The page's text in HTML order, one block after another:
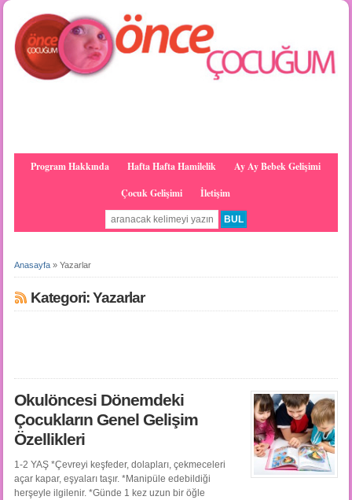
Program Hakkında Hafta Hafta Hamilelik
Ay Ay Bebek Gelişimi
Çocuk Gelişimi
İletişim
Anasayfa» Yazarlar
Kategori: Yazarlar
Okulöncesi Dönemdeki
Çocukların Genel Gelişim
Özellikleri
1-2 YAŞ *Çevreyi keşfeder, dolapları, çekmeceleri
açar kapar, eşyaları taşır. *Manipüle edebildiği
herşeyle ilgilenir. *Günde 1 kez uzun bir öğle